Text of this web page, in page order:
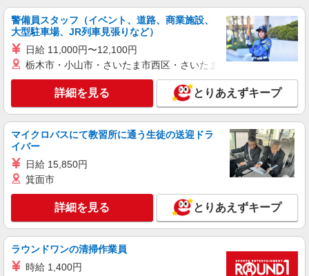
警備員スタッフ（イベント、道路、商業施設、
大型駐車場、JR列車見張りなど）
日給 11,000円〜12,100円
栃木市・小山市・さいたま市西区・さいたま市岩槻区・久喜市・
詳細を見る とりあえずキープ
マイクロバスにて教習所に通う生徒の送迎ドラ
イバー
日給 15,850円
箕面市
詳細を見る とりあえずキープ
ラウンドワンの清掃作業員
時給 1,400円